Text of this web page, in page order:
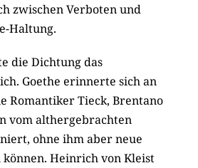
zwischen Verboten und
Haltung.
die Dichtung das
Goethe erinnerte sich an
Romantiker Tieck, Brentano
vom althergebrachten
ohne ihm aber neue
können. Heinrich von Kleist